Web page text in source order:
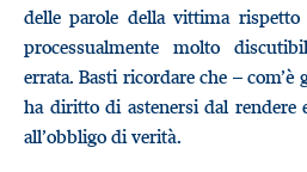
delle parole della vittima rispetto
processualmente molto
errata. Basti ricordare che –
ha diritto di astenersi dal rendere
all’obbligo di verità.